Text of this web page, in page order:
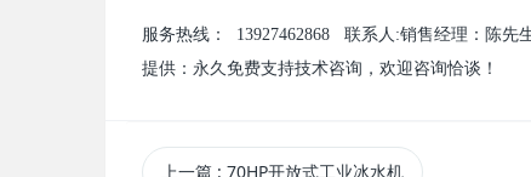
服务热线： 13927462868 联系人 :销售经理：陈先生
提供：永久免费支持技术咨询，欢迎咨询恰谈！
上一篇 : 70HP开放式工业冰水机